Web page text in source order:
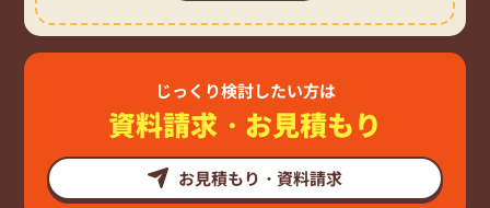
じっくり検討したい方は
資料請求・お見積もり
お見積もり・資料請求